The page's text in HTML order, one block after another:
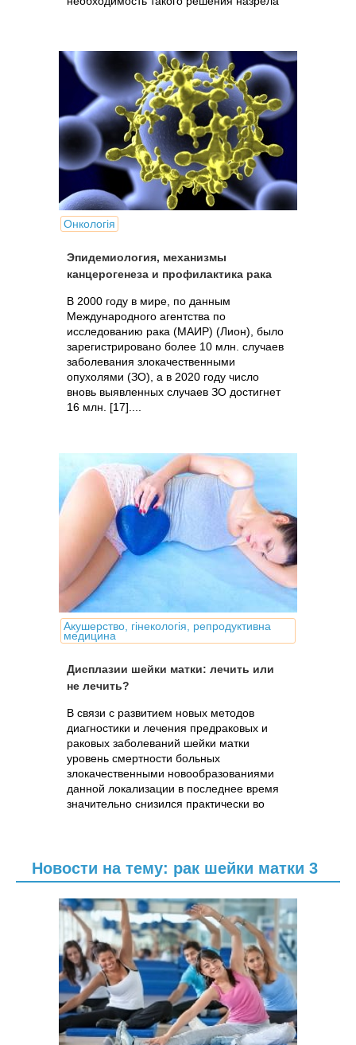
Онкологія
Эпидемиология, механизмы
канцерогенеза и профилактика рака
В 2000 году в мире, по данным
Международного агентства по
исследованию рака (МАИР) (Лион), было
зарегистрировано более 10 млн. случаев
заболевания злокачественными
опухолями (ЗО), а в 2020 году число
вновь выявленных случаев ЗО достигнет
16 млн. [17]....
Акушерство, гінекологія, репродуктивна
медицина
Дисплазии шейки матки: лечить или
не лечить?
В связи с развитием новых методов
диагностики и лечения предраковых и
раковых заболеваний шейки матки
уровень смертности больных
злокачественными новообразованиями
данной локализации в последнее время
значительно снизился практически во
Новости на тему: рак шейки матки 3